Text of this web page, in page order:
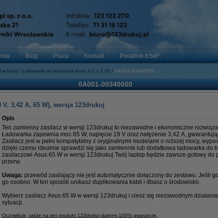
Blog Praca Kontakt Poradnik KSeF
Asus Ładowarki do laptopów Asus 4.0 x 1.35 0A001-00340000
0A001-00340000
3,42 A, 65 W), wersja 123drukuj
Opis
Ten zamienny zasilacz w wersji 123drukuj to niezawodne i ekonomiczne
Ładowarka zapewnia moc 65 W, napięcie 19 V oraz natężenie 3,42 A,
Zasilacz jest w pełni kompatybilny z oryginalnymi modelami o niższej mocy,
dzięki czemu idealnie sprawdzi się jako zamiennik lub dodatkowa ładowarka do
zasilaczowi Asus 65 W w wersji 123drukuj Twój laptop będzie zawsze gotowy do
przerw.
Uwaga: przewód zasilający nie jest automatycznie dołączony do zestawu. Jeśli
go osobno. W ten sposób unikasz duplikowania kabli i dbasz o środowisko.
Wybierz zasilacz Asus 65 W w wersji 123drukuj i ciesz się niezawodnym
sytuacji.
Oczywiście, także na ten produkt 123drukuj dajemy 100% gwarancję.